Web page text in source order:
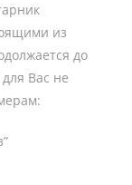
из
до
Вас не